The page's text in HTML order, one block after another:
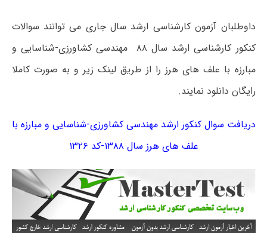
داوطلبان آزمون کارشناسی ارشد سال جاری می توانند سوالات
کنکور کارشناسی ارشد سال ۸۸ مهندسی کشاورزی-شناسایی و
مبارزه با علف های هرز را از طریق لینک زیر و به صورت کاملا
رایگان دانلود نمایند.
دریافت سوال کنکور ارشد مهندسی کشاورزی-شناسایی و مبارزه با
علف های هرز سال ۱۳۸۸-کد ۱۳۲۶